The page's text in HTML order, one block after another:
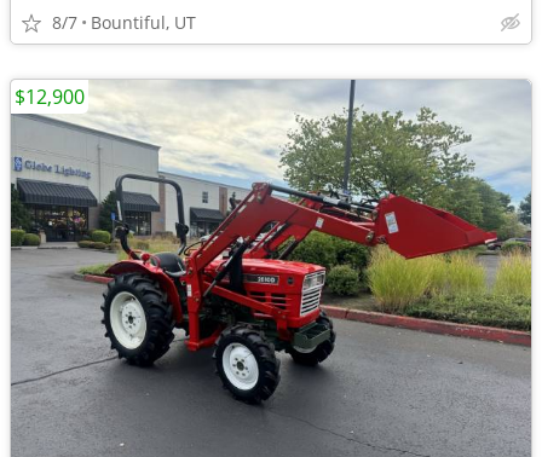
8/7 Bountiful, UT
$12,900